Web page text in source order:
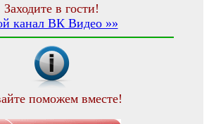
Заходите в гости!
канал ВК Видео »»
поможем вместе!